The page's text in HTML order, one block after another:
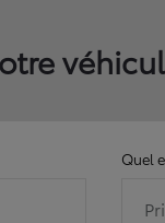
Quel